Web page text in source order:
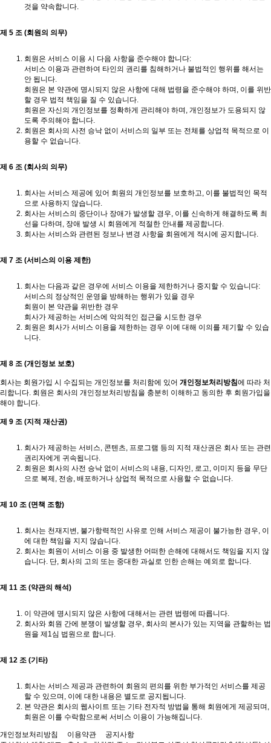
것을 약속합니다.
제 5 조 (회원의 의무)
회원은 서비스 이용 시 다음 사항을 준수해야 합니다:
서비스 이용과 관련하여 타인의 권리를 침해하거나 불법적인 행위를 해서는
안 됩니다.
회원은 본 약관에 명시되지 않은 사항에 대해 법령을 준수해야 하며, 이를 위반
할 경우 법적 책임을 질 수 있습니다.
회원은 자신의 개인정보를 정확하게 관리해야 하며, 개인정보가 도용되지 않
도록 주의해야 합니다.
회원은 회사의 사전 승낙 없이 서비스의 일부 또는 전체를 상업적 목적으로 이
용할 수 없습니다.
제 6 조 (회사의 의무)
회사는 서비스 제공에 있어 회원의 개인정보를 보호하고, 이를 불법적인 목적
으로 사용하지 않습니다.
회사는 서비스의 중단이나 장애가 발생할 경우, 이를 신속하게 해결하도록 최
선을 다하며, 장애 발생 시 회원에게 적절한 안내를 제공합니다.
회사는 서비스와 관련된 정보나 변경 사항을 회원에게 적시에 공지합니다.
제 7 조 (서비스의 이용 제한)
회사는 다음과 같은 경우에 서비스 이용을 제한하거나 중지할 수 있습니다:
서비스의 정상적인 운영을 방해하는 행위가 있을 경우
회원이 본 약관을 위반한 경우
회사가 제공하는 서비스에 악의적인 접근을 시도한 경우
회원은 회사가 서비스 이용을 제한하는 경우 이에 대해 이의를 제기할 수 있습
니다.
제 8 조 (개인정보 보호)
회사는 회원가입 시 수집되는 개인정보를 처리함에 있어 개인정보처리방침에 따라 처
리합니다. 회원은 회사의 개인정보처리방침을 충분히 이해하고 동의한 후 회원가입을
해야 합니다.
제 9 조 (지적 재산권)
회사가 제공하는 서비스, 콘텐츠, 프로그램 등의 지적 재산권은 회사 또는 관련
권리자에게 귀속됩니다.
회원은 회사의 사전 승낙 없이 서비스의 내용, 디자인, 로고, 이미지 등을 무단
으로 복제, 전송, 배포하거나 상업적 목적으로 사용할 수 없습니다.
제 10 조 (면책 조항)
회사는 천재지변, 불가항력적인 사유로 인해 서비스 제공이 불가능한 경우, 이
에 대한 책임을 지지 않습니다.
회사는 회원이 서비스 이용 중 발생한 어떠한 손해에 대해서도 책임을 지지 않
습니다. 단, 회사의 고의 또는 중대한 과실로 인한 손해는 예외로 합니다.
제 11 조 (약관의 해석)
이 약관에 명시되지 않은 사항에 대해서는 관련 법령에 따릅니다.
회사와 회원 간에 분쟁이 발생할 경우, 회사의 본사가 있는 지역을 관할하는 법
원을 제1심 법원으로 합니다.
제 12 조 (기타)
회사는 서비스 제공과 관련하여 회원의 편의를 위한 부가적인 서비스를 제공
할 수 있으며, 이에 대한 내용은 별도로 공지됩니다.
본 약관은 회사의 웹사이트 또는 기타 전자적 방법을 통해 회원에게 제공되며,
회원은 이를 수락함으로써 서비스 이용이 가능해집니다.
개인정보처리방침 이용약관
공지사항